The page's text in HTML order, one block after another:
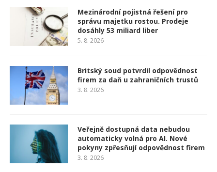
Mezinárodní pojistná řešení pro
správu majetku rostou. Prodeje
dosáhly 53 miliard liber
5. 8. 2026
Britský soud potvrdil odpovědnost
firem za daň u zahraničních trustů
3. 8. 2026
Veřejně dostupná data nebudou
automaticky volná pro AI. Nové
pokyny zpřesňují odpovědnost firem
3. 8. 2026